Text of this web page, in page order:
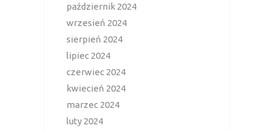
październik 2024
wrzesień 2024
sierpień 2024
lipiec 2024
czerwiec 2024
kwiecień 2024
marzec 2024
luty 2024